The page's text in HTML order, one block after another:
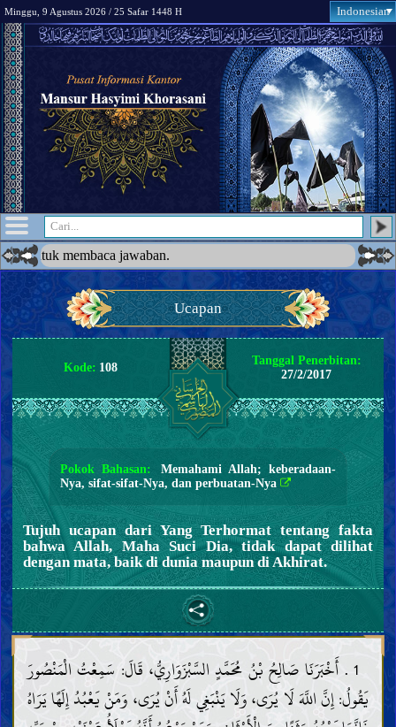
Minggu, 9 Agustus 2026 / 25 Safar 1448 H Indonesian
●
Ucapan
Kode: 108
Tanggal Penerbitan:
27/2/2017
Pokok Bahasan:
Memahami Allah; keberadaan-
Nya, sifat-sifat-Nya, dan perbuatan-Nya
Tujuh ucapan dari Yang Terhormat tentang fakta
bahwa Allah, Maha Suci Dia, tidak dapat dilihat
dengan mata, baik di dunia maupun di Akhirat.
1 . أَخْبَرَنَا صَالِحُ بْنُ مُحَمَّدٍ السَّبْزَوَارِيُّ، قَالَ: سَمِعْتُ الْمَنْصُورَ
يَقُولُ: إِنَّ اللَّهَ لَا يُرَى، وَلَا يَنْبَغِي لَهُ أَنْ يُرَى، وَمَنْ يَعْبُدُ إِلَهًا يَرَاهُ